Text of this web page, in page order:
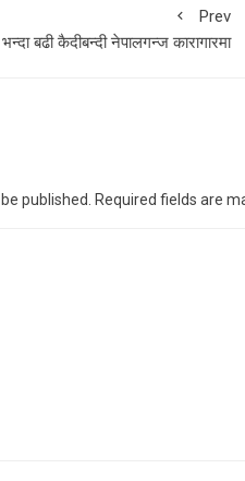
Prev
भन्दा बढी कैदीबन्दी नेपालगन्ज कारागारमा
published. Required fields are